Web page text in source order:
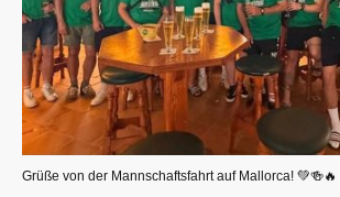
Grüße von der Mannschaftsfahrt auf Mallorca! 💚🍻🔥